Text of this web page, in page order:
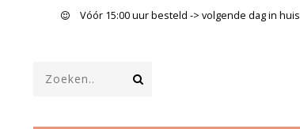
Vóór 15:00 uur besteld -> volgende dag in huis